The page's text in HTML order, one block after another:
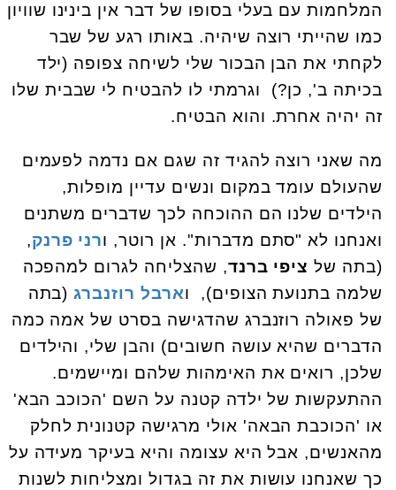
המלחמות עם בעלי בסופו של דבר אין בינינו שוויון
כמו שהייתי רוצה שיהיה. באותו רגע של שבר
לקחתי את הבן הבכור שלי לשיחה צפופה (ילד
בכיתה ב', כן?) וגרמתי לו להבטיח לי שבבית שלו
זה יהיה אחרת. והוא הבטיח.
מה שאני רוצה להגיד זה שגם אם נדמה לפעמים
שהעולם עומד במקום ונשים עדיין מופלות,
הילדים שלנו הם ההוכחה לכך שדברים משתנים
ואנחנו לא "סתם מדברות". אן רוטר, ורני פרנק,
(בתה של ציפי ברנד, שהצליחה לגרום למהפכה
שלמה בתנועת הצופים), וארבל רוזנברג (בתה
של פאולה רוזנברג שהדגישה בסרט של אמה כמה
הדברים שהיא עושה חשובים) והבן שלי, והילדים
שלכן, רואים את האימהות שלהם ומיישמים.
ההתעקשות של ילדה קטנה על השם 'הכוכב הבא'
או 'הכוכבת הבאה' אולי מרגישה קטנונית לחלק
מהאנשים, אבל היא עצומה והיא בעיקר מעידה על
כך שאנחנו עושות את זה בגדול ומצליחות לשנות